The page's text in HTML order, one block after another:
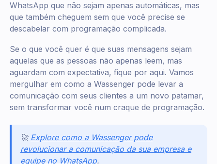
WhatsApp que não sejam apenas automáticas, mas
que também cheguem sem que você precise se
descabelar com programação complicada.
Se o que você quer é que suas mensagens sejam
aquelas que as pessoas não apenas leem, mas
aguardam com expectativa, fique por aqui. Vamos
mergulhar em como a Wassenger pode levar a
comunicação com seus clientes a um novo patamar,
sem transformar você num craque de programação.
🚀 Explore como a Wassenger pode
revolucionar a comunicação da sua empresa e
equipe no WhatsApp.